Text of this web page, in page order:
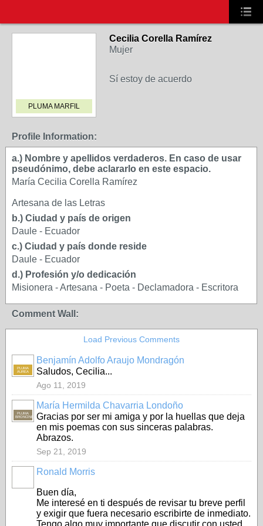
PLUMA MARFIL
Cecilia Corella Ramírez
Mujer
Sí estoy de acuerdo
Profile Information:
a.) Nombre y apellidos verdaderos. En caso de usar
pseudónimo, debe aclararlo en este espacio.
María Cecilia Corella Ramírez
Artesana de las Letras
b.) Ciudad y país de origen
Daule - Ecuador
c.) Ciudad y país donde reside
Daule - Ecuador
d.) Profesión y/o dedicación
Misionera - Artesana - Poeta - Declamadora - Escritora
Comment Wall:
Load Previous Comments
PLUMA
ÁUREA
Benjamín Adolfo Araujo Mondragón
Saludos, Cecilia...
Ago 11, 2019
PLUMA
BRONCÍNEA
María Hermilda Chavarria Londoño
Gracias por ser mi amiga y por la huellas que deja
en mis poemas con sus sinceras palabras.
Abrazos.
Sep 21, 2019
Ronald Morris
Buen día,
Me interesé en ti después de revisar tu breve perfil
y exigir que fuera necesario escribirte de inmediato.
Tengo algo muy importante que discutir con usted,